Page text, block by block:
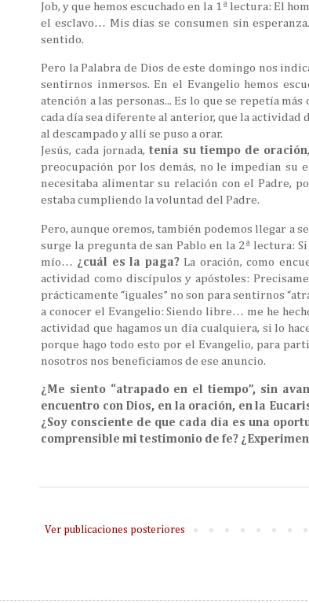
Job, y que hemos escuchado en la 1ª lectura: El
el esclavo… Mis días se consumen sin
sentido.
Pero la Palabra de Dios de este domingo nos
sentirnos inmersos. En el Evangelio hemos
atención a las personas... Es lo que se repetía más
cada día sea diferente al anterior, que la actividad
al descampado y allí se puso a orar.
Jesús, cada jornada, tenía su tiempo de oración
preocupación por los demás, no le impedían su
necesitaba alimentar su relación con el Padre,
estaba cumpliendo la voluntad del Padre.
Pero, aunque oremos, también podemos llegar a
surge la pregunta de san Pablo en la 2ª lectura:
mío… ¿cuál es la paga?La oración, como
actividad como discípulos y apóstoles:
prácticamente “iguales” no son para sentirnos
a conocer el Evangelio: Siendo libre… me he
actividad que hagamos un día cualquiera, si lo
porque hago todo esto por el Evangelio, para
nosotros nos beneficiamos de ese anuncio.
¿Me siento “atrapado en el tiempo”, sin
encuentro con Dios, en la oración, en la
¿Soy consciente de que cada día es una
comprensible mi testimonio de fe?
Ver publicaciones posteriores